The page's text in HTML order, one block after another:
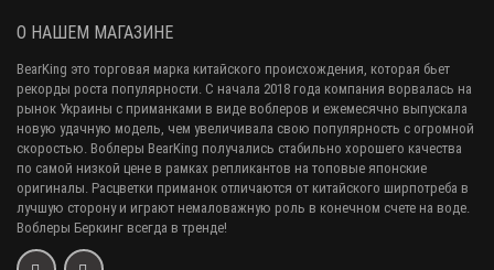
О НАШЕМ МАГАЗИНЕ
BearKing это торговая марка китайского происхождения, которая бьет
рекорды роста популярности. С начала 2018 года компания ворвалась на
рынок Украины с приманками в виде воблеров и ежемесячно выпускала
новую удачную модель, чем увеличивала свою популярность с огромной
скоростью. Воблеры BearKing получались стабильно хорошего качества
по самой низкой цене в рамках репликантов на топовые японские
оригиналы. Расцветки приманок отличаются от китайского ширпотреба в
лучшую сторону и играют немаловажную роль в конечном счете на воде.
Воблеры Беркинг всегда в тренде!